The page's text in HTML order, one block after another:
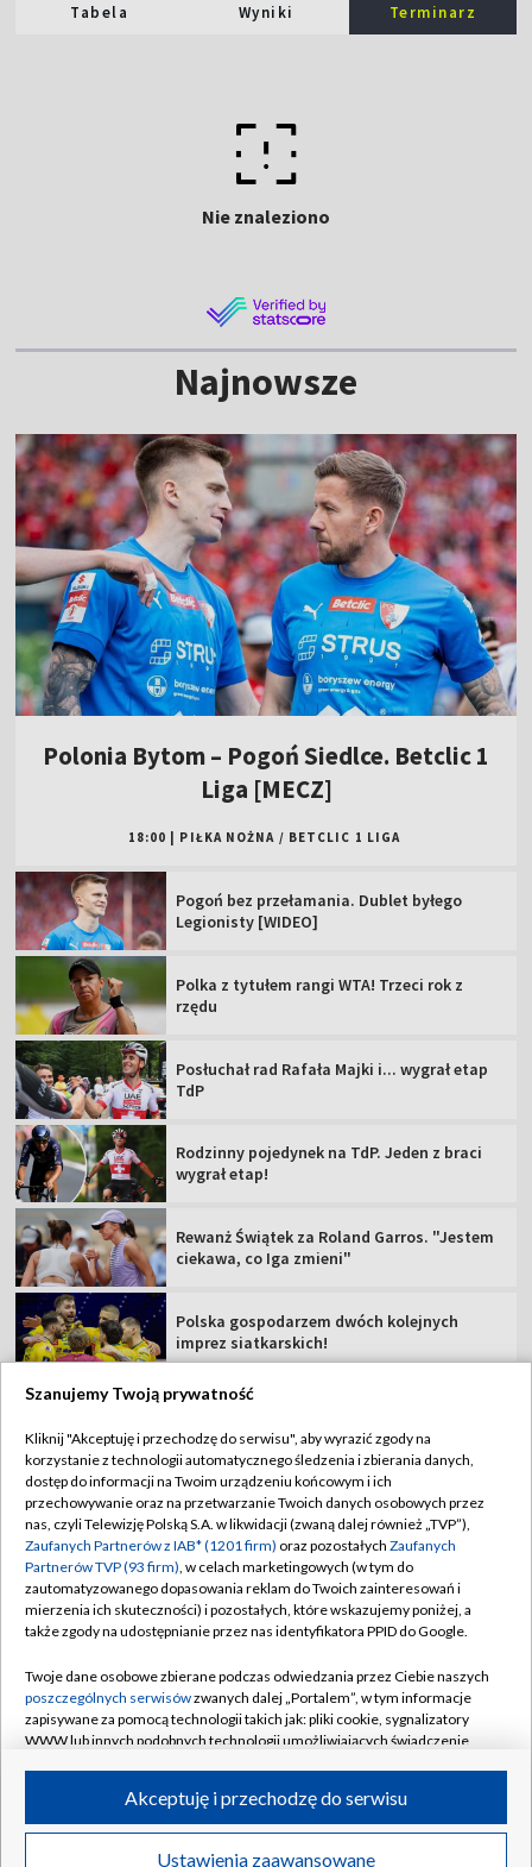
Tabela Wyniki Terminarz
Nie znaleziono
Najnowsze
Polonia Bytom – Pogoń Siedlce. Betclic 1
Liga [MECZ]
18:00 PIŁKA NOŻNA / BETCLIC 1 LIGA
Pogoń bez przełamania. Dublet byłego
Legionisty [WIDEO]
Polka z tytułem rangi WTA! Trzeci rok z
rzędu
Posłuchał rad Rafała Majki i... wygrał etap
TdP
Rodzinny pojedynek na TdP. Jeden z braci
wygrał etap!
Rewanż Świątek za Roland Garros. "Jestem
ciekawa, co Iga zmieni"
Polska gospodarzem dwóch kolejnych
imprez siatkarskich!
TVP
Abonament TVP
Sklep TVP
Biuro Reklamy
Oferta Handlowa
Emisja w TVP
Rada Programowa
Ogłoszenia przetargowe
Akademia Telewizyjna
Informacje o nadawcy
Regulamin TVP
Polityka prywatności
Moje zgody
Biuro reklamy
Kanały
©2026 Telewizja Polska Spółka Akcyjna w likwidacji
Szanujemy Twoją prywatność
Kliknij "Akceptuję i przechodzę do serwisu", aby wyrazić zgody na
korzystanie z technologii automatycznego śledzenia i zbierania danych,
dostęp do informacji na Twoim urządzeniu końcowym i ich
przechowywanie oraz na przetwarzanie Twoich danych osobowych przez
nas, czyli Telewizję Polską S.A. w likwidacji (zwaną dalej również „TVP”),
Zaufanych Partnerów z IAB* (1201 firm) oraz pozostałych Zaufanych
Partnerów TVP (93 firm), w celach marketingowych (w tym do
zautomatyzowanego dopasowania reklam do Twoich zainteresowań i
mierzenia ich skuteczności) i pozostałych, które wskazujemy poniżej, a
także zgody na udostępnianie przez nas identyfikatora PPID do Google.
Twoje dane osobowe zbierane podczas odwiedzania przez Ciebie naszych
poszczególnych serwisówzwanych dalej „Portalem”, w tym informacje
zapisywane za pomocą technologii takich jak: pliki cookie, sygnalizatory
WWW lub innych podobnych technologii umożliwiających świadczenie
ruchu w Internecie.
Twoje dane osobowe zbierane podczas odwiedzania przez Ciebie
Ustawienia zaawansowane
Akceptuję i przechodzę do serwisu